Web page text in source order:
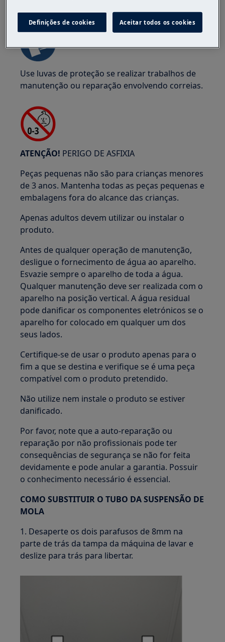
Use luvas de proteção se realizar trabalhos de
manutenção ou reparação envolvendo correias.
ATENÇÃO! PERIGO DE ASFIXIA
Peças pequenas não são para crianças menores
de 3 anos. Mantenha todas as peças pequenas e
embalagens fora do alcance das crianças.
Apenas adultos devem utilizar ou instalar o
produto.
Antes de qualquer operação de manutenção,
desligue o fornecimento de água ao aparelho.
Esvazie sempre o aparelho de toda a água.
Qualquer manutenção deve ser realizada com o
aparelho na posição vertical. A água residual
pode danificar os componentes eletrónicos se o
aparelho for colocado em qualquer um dos
seus lados.
Certifique-se de usar o produto apenas para o
fim a que se destina e verifique se é uma peça
compatível com o produto pretendido.
Não utilize nem instale o produto se estiver
danificado.
Por favor, note que a auto-reparação ou
reparação por não profissionais pode ter
consequências de segurança se não for feita
devidamente e pode anular a garantia. Possuir
o conhecimento necessário é essencial.
COMO SUBSTITUIR O TUBO DA SUSPENSÃO DE
MOLA
1. Desaperte os dois parafusos de 8mm na
parte de trás da tampa da máquina de lavar e
deslize para trás para libertar.
Definições de cookies Aceitar todos os cookies